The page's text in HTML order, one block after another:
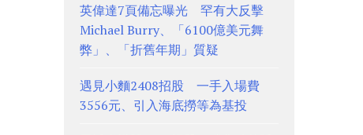
英偉達7頁備忘曝光 罕有大反擊
Michael Burry、「6100億美元舞
弊」、「折舊年期」質疑
遇見小麵2408招股 一手入場費
3556元、引入海底撈等為基投